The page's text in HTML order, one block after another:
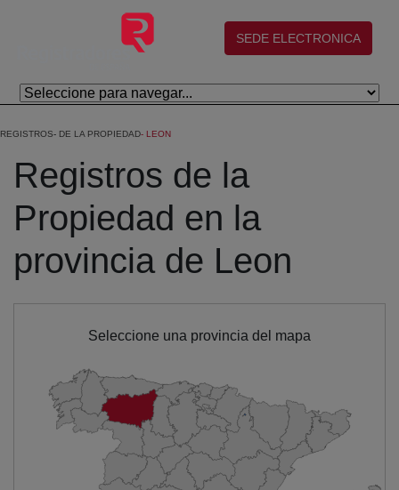
Skip to Main Content
(abre en nueva ventana)
SEDE ELECTRONICA
REGISTROS DE LA PROPIEDAD LEON
Registros de la
Propiedad en la
provincia de Leon
Seleccione una provincia del mapa